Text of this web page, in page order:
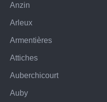
Anzin
Arleux
Armentières
Attiches
Auberchicourt
Auby